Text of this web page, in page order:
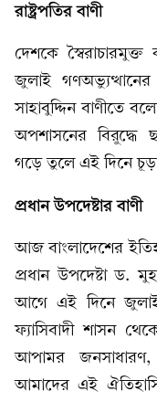
রাষ্ট্রপতির বাণী
দেশকে স্বৈরাচারমুক্ত
জুলাই
সাহাবুদ্দিন বাণীতে
অপশাসনের বিরুদ্ধে
গড়ে তুলে এই দিনে
প্রধান উপদেষ্টার বাণী
আজ বাংলাদেশের
প্রধান উপদেষ্টা ড.
আগে এই দিনে জুলাই
ফ্যাসিবাদী শাসন
আপামর
আমাদের এই